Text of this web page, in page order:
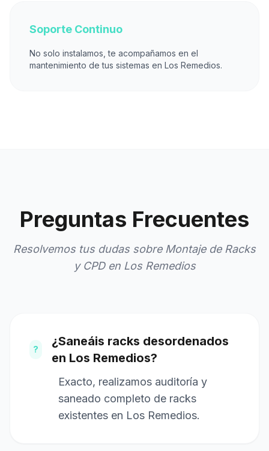
Soporte Continuo
No solo instalamos, te acompañamos en el
mantenimiento de tus sistemas en Los Remedios.
Preguntas Frecuentes
Resolvemos tus dudas sobre Montaje de Racks
y CPD en Los Remedios
?
¿Saneáis racks desordenados
en Los Remedios?
Exacto, realizamos auditoría y
saneado completo de racks
existentes en Los Remedios.